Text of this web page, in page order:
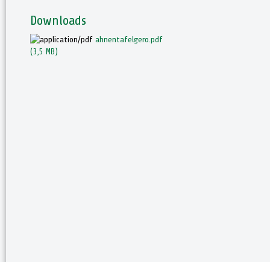
Downloads
ahnentafelgero.pdf
(3,5 MB)